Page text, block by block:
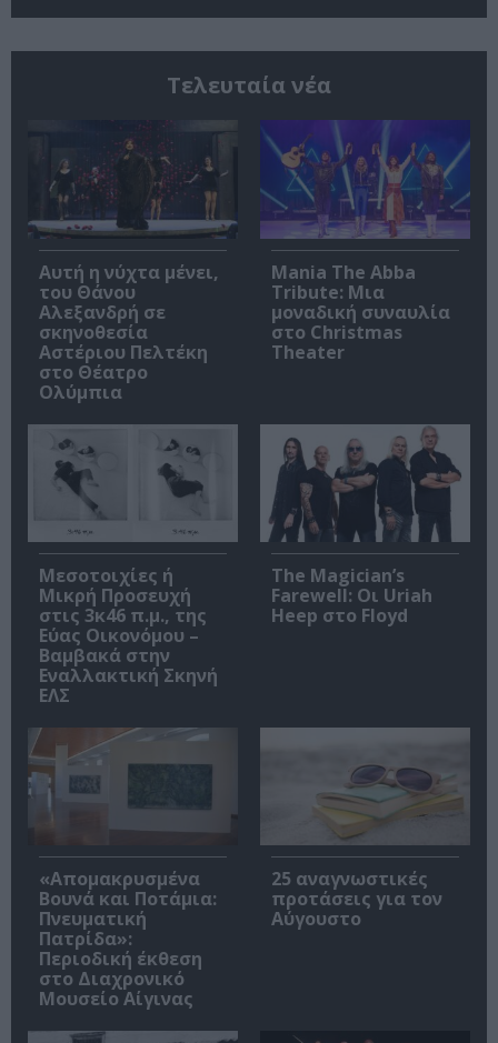
Τελευταία νέα
Αυτή η νύχτα μένει,
του Θάνου
Αλεξανδρή σε
σκηνοθεσία
Αστέριου Πελτέκη
στο Θέατρο
Ολύμπια
Mania The Abba
Tribute: Μια
μοναδική συναυλία
στο Christmas
Theater
Μεσοτοιχίες ή
Μικρή Προσευχή
στις 3κ46 π.μ., της
Εύας Οικονόμου –
Βαμβακά στην
Εναλλακτική Σκηνή
ΕΛΣ
The Magician’s
Farewell: Οι Uriah
Heep στο Floyd
«Απομακρυσμένα
Βουνά και Ποτάμια:
Πνευματική
Πατρίδα»:
Περιοδική έκθεση
στο Διαχρονικό
Μουσείο Αίγινας
25 αναγνωστικές
προτάσεις για τον
Αύγουστο